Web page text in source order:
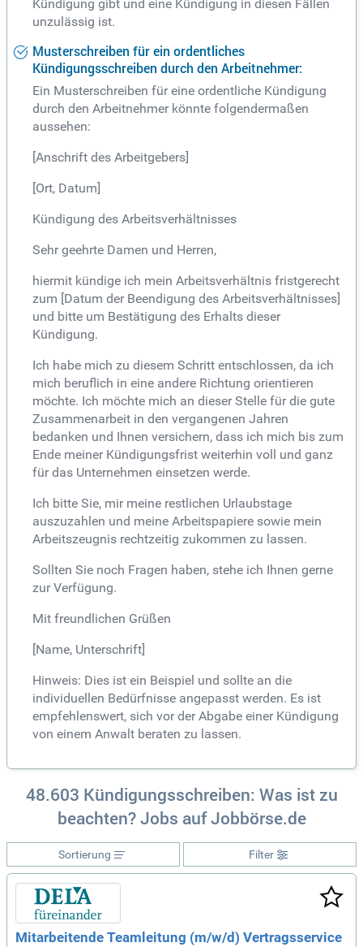
Kündigung gibt und eine Kündigung in diesen Fällen
unzulässig ist.
Musterschreiben für ein ordentliches
Kündigungsschreiben durch den Arbeitnehmer:
Ein Musterschreiben für eine ordentliche Kündigung
durch den Arbeitnehmer könnte folgendermaßen
aussehen:
[Anschrift des Arbeitgebers]
[Ort, Datum]
Kündigung des Arbeitsverhältnisses
Sehr geehrte Damen und Herren,
hiermit kündige ich mein Arbeitsverhältnis fristgerecht
zum [Datum der Beendigung des Arbeitsverhältnisses]
und bitte um Bestätigung des Erhalts dieser
Kündigung.
Ich habe mich zu diesem Schritt entschlossen, da ich
mich beruflich in eine andere Richtung orientieren
möchte. Ich möchte mich an dieser Stelle für die gute
Zusammenarbeit in den vergangenen Jahren
bedanken und Ihnen versichern, dass ich mich bis zum
Ende meiner Kündigungsfrist weiterhin voll und ganz
für das Unternehmen einsetzen werde.
Ich bitte Sie, mir meine restlichen Urlaubstage
auszuzahlen und meine Arbeitspapiere sowie mein
Arbeitszeugnis rechtzeitig zukommen zu lassen.
Sollten Sie noch Fragen haben, stehe ich Ihnen gerne
zur Verfügung.
Mit freundlichen Grüßen
[Name, Unterschrift]
Hinweis: Dies ist ein Beispiel und sollte an die
individuellen Bedürfnisse angepasst werden. Es ist
empfehlenswert, sich vor der Abgabe einer Kündigung
von einem Anwalt beraten zu lassen.
48.603 Kündigungsschreiben: Was ist zu
beachten? Jobs auf Jobbörse.de
Filter
Sortierung
Mitarbeitende Teamleitung (m/w/d) Vertragsservice